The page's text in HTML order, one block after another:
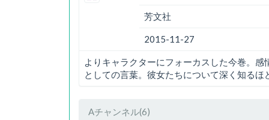
芳文社
2015-11-27
よりキャラクターにフォーカスした今巻。
としての言葉。彼女たちについて深く知るほ
Aチャンネル(6)